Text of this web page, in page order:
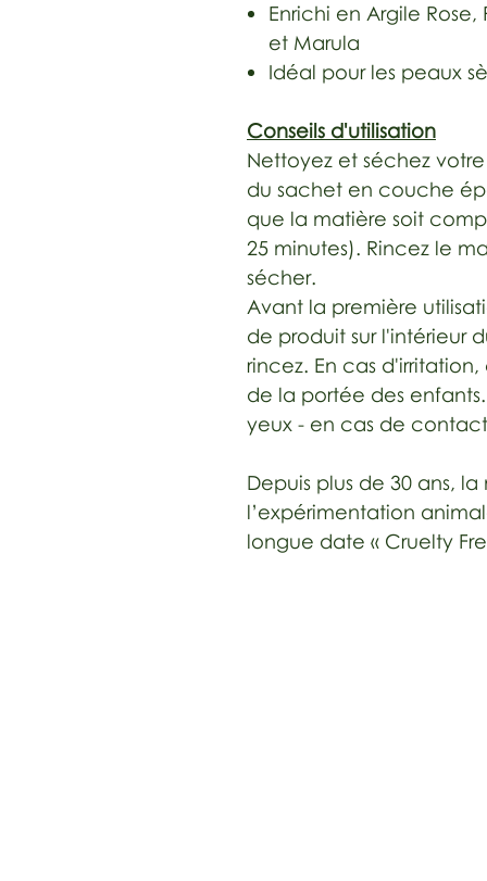
Enrichi en Argile
et Marula
Idéal pour les peaux
Conseils d'utilisation
Nettoyez et séchez
du sachet en couche
que la matière soit
25 minutes). Rincez le
sécher.
Avant la première
de produit sur l'intérieur
rincez. En cas d'irritation,
de la portée des
yeux - en cas de
Depuis plus de 30 ans,
l’expérimentation
longue date « Cruelty